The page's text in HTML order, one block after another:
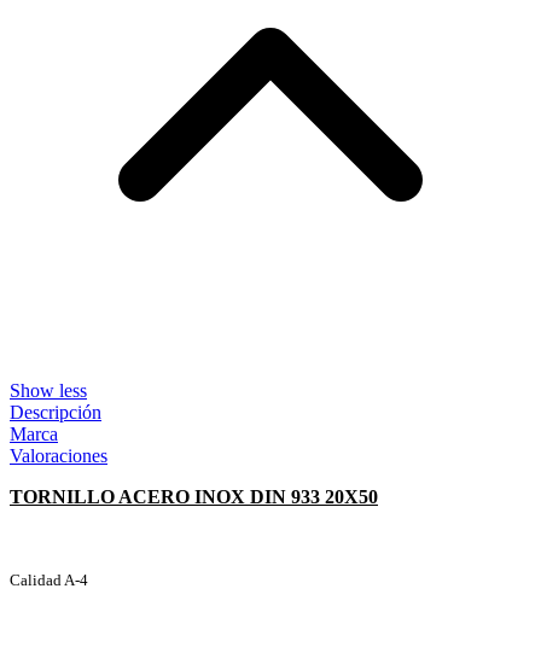
Show less
Descripción
Marca
Valoraciones
TORNILLO ACERO INOX DIN 933 20X50
Calidad A-4